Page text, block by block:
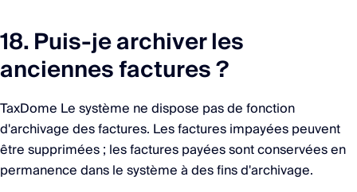
18. Puis-je archiver les
anciennes factures ?
TaxDome Le système ne dispose pas de fonction
d'archivage des factures. Les factures impayées peuvent
être supprimées ; les factures payées sont conservées en
permanence dans le système à des fins d'archivage.